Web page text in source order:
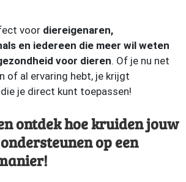
voor diereigenaren,
en iedereen die meer wil weten
voor dieren. Of je nu net
of al ervaring hebt, je krijgt
je direct kunt toepassen!
ontdek hoe kruiden jouw
op een